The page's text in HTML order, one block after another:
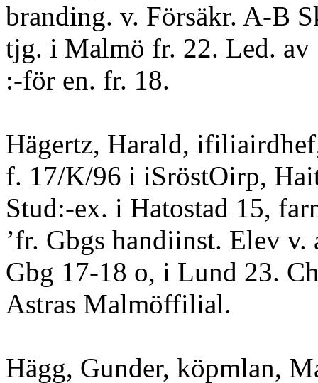
branding. v. Försäkr. A-B
tjg. i Malmö fr. 22. Led. av
:-för en. fr. 18.
Hägertz, Harald,
f. 17/K/96 i iSröstOirp,
Stud:-ex. i Hatostad 15,
’fr. Gbgs handiinst. Elev v.
Gbg 17-18 o, i Lund 23.
Astras Malmöffilial.
Hägg, Gunder, köpmlan,